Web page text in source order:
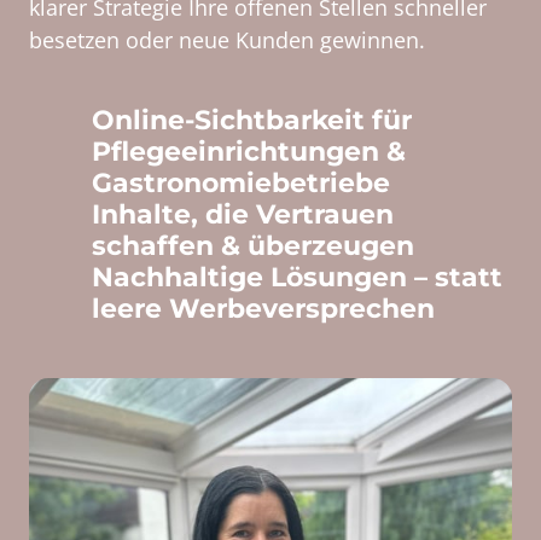
klarer Strategie Ihre offenen Stellen
besetzen oder neue Kunden gewinnen.
Online-Sichtbarkeit für
Pflegeeinrichtungen &
Gastronomiebetriebe
Inhalte, die Vertrauen
schaffen & überzeugen
Nachhaltige Lösungen – statt
leere Werbeversprechen